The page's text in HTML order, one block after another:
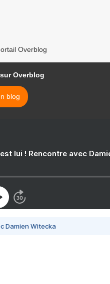
Overblog
Overblog
blog
lui ! Rencontre avec
Damien Witecka